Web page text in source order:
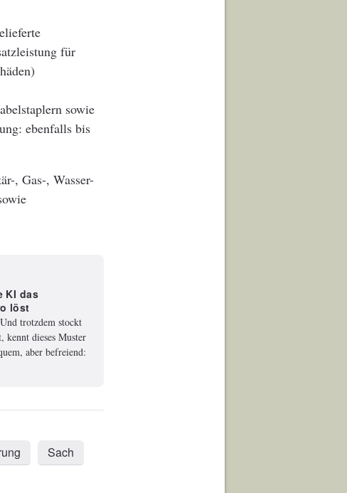
für
sowie
ebenfalls bis
, Gas-, Wasser-
KI das
löst
trotzdem stockt
kennt dieses Muster
aber befreiend:
Sach